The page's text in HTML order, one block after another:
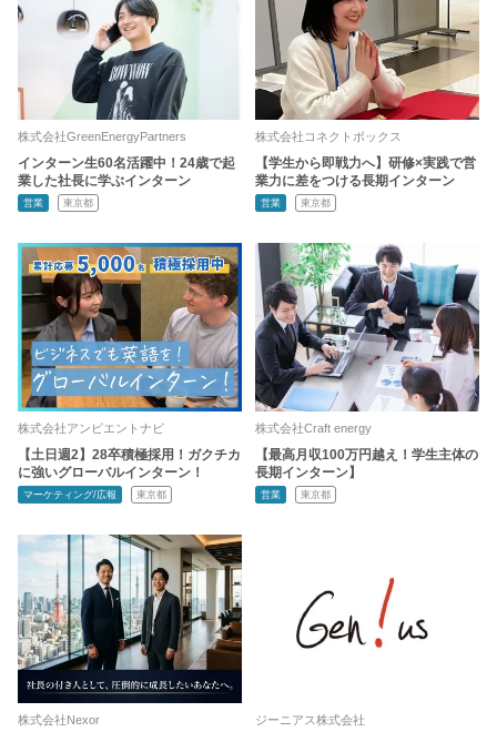
株式会社GreenEnergyPartners
インターン生60名活躍中！24歳で起
業した社長に学ぶインターン
営業 東京都
株式会社コネクトボックス
【学生から即戦力へ】研修×実践で営
業力に差をつける長期インターン
営業 東京都
株式会社アンビエントナビ
【土日週2】28卒積極採用！ガクチカ
に強いグローバルインターン！
マーケティング/広報 東京都
株式会社Craft energy
【最高月収100万円越え！学生主体の
長期インターン】
営業 東京都
株式会社Nexor ジーニアス株式会社